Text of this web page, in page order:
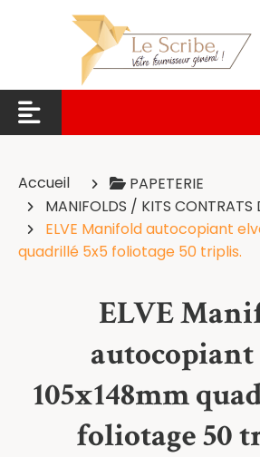
Accueil
PAPETERIE
MANIFOLDS / KITS CONTRATS
ELVE Manifold autocopiant
quadrillé 5x5 foliotage 50 triplis.
ELVE
autocopiant
105x148mm
foliotage 50